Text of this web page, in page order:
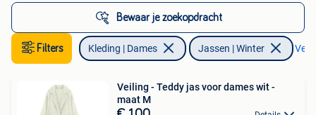
Bewaar je zoekopdracht
Filters Kleding | Dames Jassen | Winter
Veiling - Teddy jas voor dames wit -
maat M